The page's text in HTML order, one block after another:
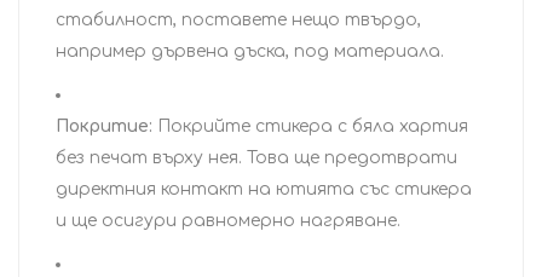
стабилност, поставете нещо твърдо,
например дървена дъска, под материала.
Покритие: Покрийте стикера с бяла хартия
без печат върху нея. Това ще предотврати
директния контакт на ютията със стикера
и ще осигури равномерно нагряване.